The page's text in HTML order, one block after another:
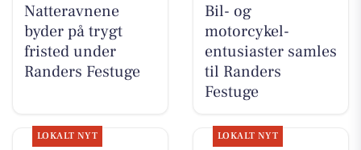
Natteravnene
byder på trygt
fristed under
Randers Festuge
Bil- og
motorcykel-
entusiaster samles
til Randers
Festuge
LOKALT NYT LOKALT NYT